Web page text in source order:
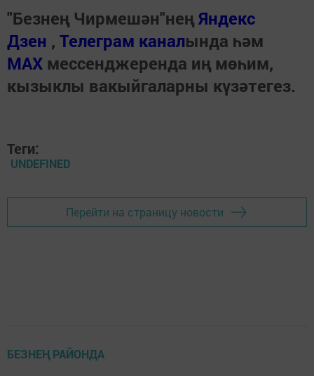
"Безнең Чирмешән"неңЯндекс
Дзен , Телеграм каналында һәм
МАХ мессенджеренда иң мөһим,
кызыклы вакыйгаларны күзәтегез.
Теги:
UNDEFINED
Перейти на страницу новости
БЕЗНЕҢ РАЙОНДА